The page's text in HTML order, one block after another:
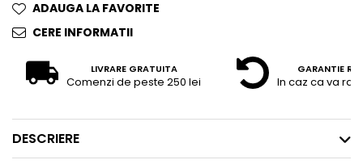
ADAUGA LA FAVORITE
CERE INFORMATII
LIVRARE GRATUITA
Comenzi de peste 250 lei
GARANTIE
In caz ca va
DESCRIERE